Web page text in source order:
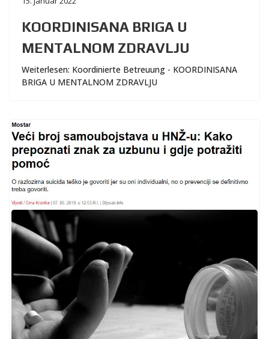
KOORDINISANA BRIGA U
MENTALNOM ZDRAVLJU
Weiterlesen: Koordinierte Betreuung - KOORDINISANA
BRIGA U MENTALNOM ZDRAVLJU